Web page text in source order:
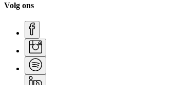
Volg ons